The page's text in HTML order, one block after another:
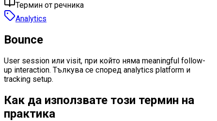
Термин от речника
Analytics
Bounce
User session или visit, при който няма meaningful follow-
up interaction. Тълкува се според analytics platform и
tracking setup.
Как да използвате този термин на
практика